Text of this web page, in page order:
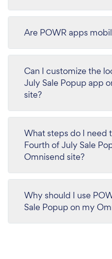
Are POWR apps
Can I customize the
July Sale Popup app
site?
What steps do I need
Fourth of July Sale
Omnisend site?
Why should I use
Sale Popup on my